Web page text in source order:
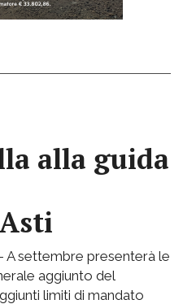
alla guida
A settembre presenterà le
aggiunto del
limiti di mandato